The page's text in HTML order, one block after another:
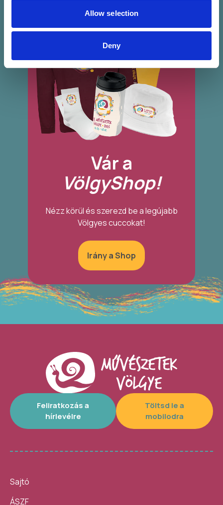
Allow selection
Deny
Vár a
VölgyShop!
Nézz körül és szerezd be a legújabb
Völgyes cuccokat!
Irány a Shop
Feliratkozás a
hírlevélre
Töltsd le a
mobilodra
Sajtó
ÁSZF